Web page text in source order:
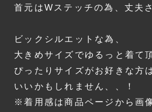
首元はWステッチの為、丈夫
ビックシルエットな為、
大きめサイズでゆるっと着て
ぴったりサイズがお好きな方
いいかもしれません、、！
※着用感は商品ページから画